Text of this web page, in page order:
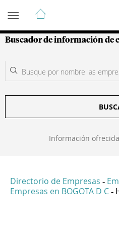
Guía de Empresas
Buscador de información de
Información
Directorio de Empresas -
Empresas en BOGOTA D C -